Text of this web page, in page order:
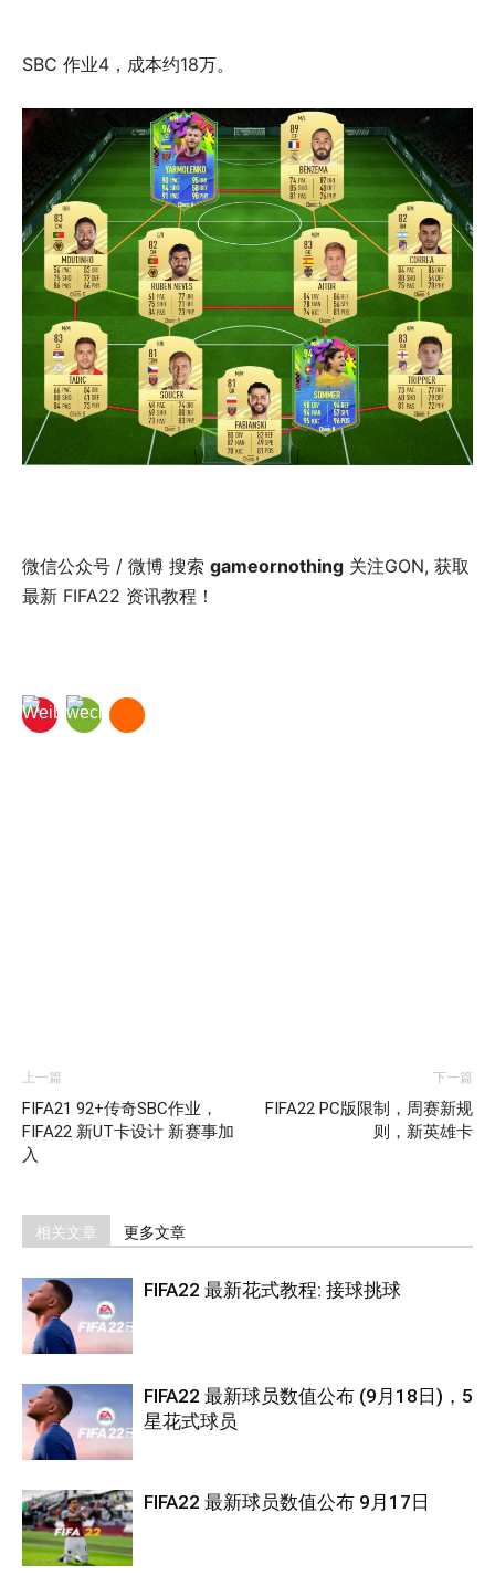
SBC 作业4，成本约18万。
微信公众号 / 微博 搜索 gameornothing 关注GON, 获取
最新 FIFA22 资讯教程！
上一篇
FIFA21 92+传奇SBC作业，
FIFA22 新UT卡设计 新赛事加
入
下一篇
FIFA22 PC版限制，周赛新规
则，新英雄卡
相关文章 更多文章
FIFA22 最新花式教程: 接球挑球
FIFA22 最新球员数值公布 (9月18日)，5
星花式球员
FIFA22 最新球员数值公布 9月17日